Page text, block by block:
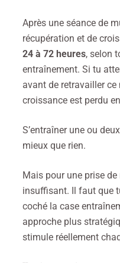
Après une séance de
récupération et de
24 à 72 heures, selon
entraînement. Si tu
avant de retravailler
croissance est perdu
S’entraîner une ou
mieux que rien.
Mais pour une prise
insuffisant. Il faut que
coché la case
approche plus
stimule réellement